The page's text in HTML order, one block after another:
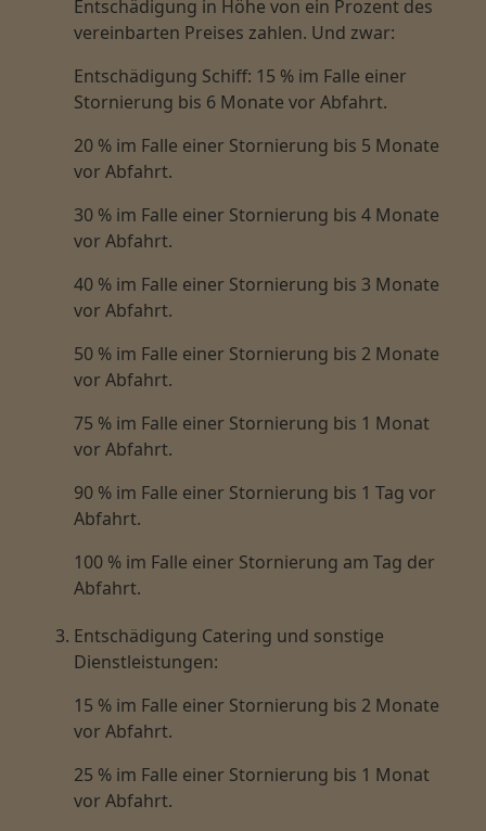
Entschädigung in Höhe von ein Prozent des
vereinbarten Preises zahlen. Und zwar:
Entschädigung Schiff: 15 % im Falle einer
Stornierung bis 6 Monate vor Abfahrt.
20 % im Falle einer Stornierung bis 5 Monate
vor Abfahrt.
30 % im Falle einer Stornierung bis 4 Monate
vor Abfahrt.
40 % im Falle einer Stornierung bis 3 Monate
vor Abfahrt.
50 % im Falle einer Stornierung bis 2 Monate
vor Abfahrt.
75 % im Falle einer Stornierung bis 1 Monat
vor Abfahrt.
90 % im Falle einer Stornierung bis 1 Tag vor
Abfahrt.
100 % im Falle einer Stornierung am Tag der
Abfahrt.
Entschädigung Catering und sonstige
Dienstleistungen:
15 % im Falle einer Stornierung bis 2 Monate
vor Abfahrt.
25 % im Falle einer Stornierung bis 1 Monat
vor Abfahrt.